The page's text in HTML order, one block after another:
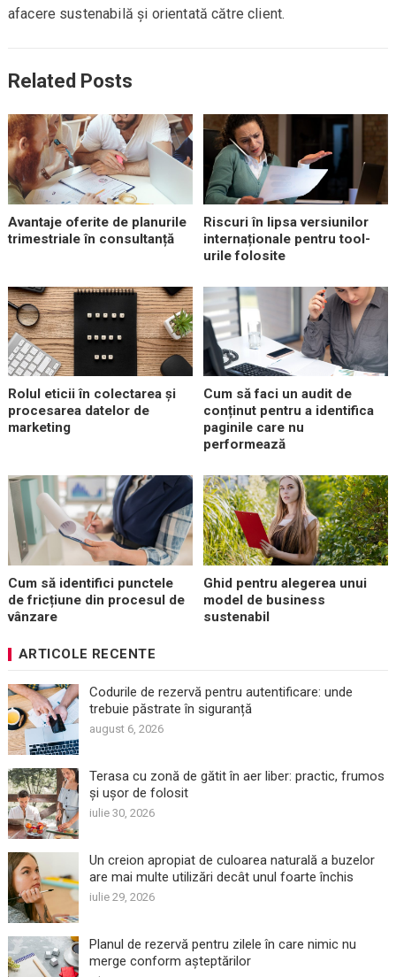
afacere sustenabilă și orientată către client.
Related Posts
Avantaje oferite de planurile
trimestriale în consultanță
Riscuri în lipsa versiunilor
internaționale pentru tool-
urile folosite
Rolul eticii în colectarea și
procesarea datelor de
marketing
Cum să faci un audit de
conținut pentru a identifica
paginile care nu
performează
Cum să identifici punctele
de fricțiune din procesul de
vânzare
Ghid pentru alegerea unui
model de business
sustenabil
ARTICOLE RECENTE
Codurile de rezervă pentru autentificare: unde
trebuie păstrate în siguranță
august 6, 2026
Terasa cu zonă de gătit în aer liber: practic, frumos
și ușor de folosit
iulie 30, 2026
Un creion apropiat de culoarea naturală a buzelor
are mai multe utilizări decât unul foarte închis
iulie 29, 2026
Planul de rezervă pentru zilele în care nimic nu
merge conform așteptărilor